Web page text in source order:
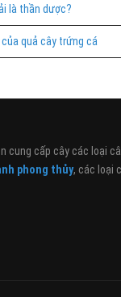
là thần dược?
quả cây trứng cá
cung cấp cây các loại
phong thủy, các loại